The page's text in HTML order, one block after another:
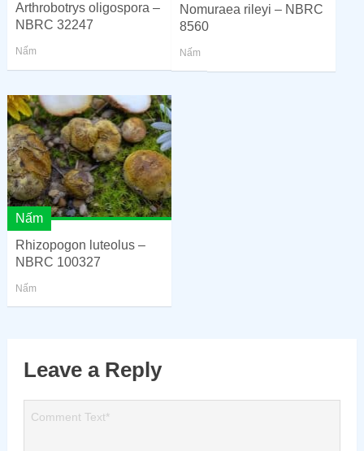
Arthrobotrys oligospora –
NBRC 32247
Nấm
Nomuraea rileyi – NBRC
8560
Nấm
Nấm
Rhizopogon luteolus –
NBRC 100327
Nấm
Leave a Reply